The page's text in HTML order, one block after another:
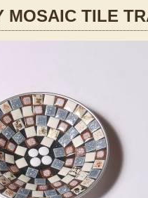
MOSAIC TILE